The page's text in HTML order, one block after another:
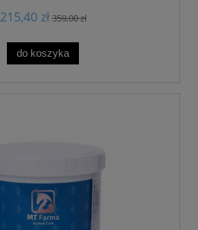
215,40 zł359,00 zł
do koszyka